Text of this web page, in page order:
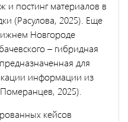
и постинг материалов в
(Расулова, 2025). Еще
Новгороде
– гибридная
для
информации из
2025).
кейсов